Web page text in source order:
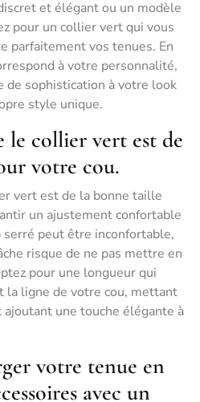
et élégant ou un modèle
pour un collier vert qui vous
parfaitement vos tenues. En
à votre personnalité,
de sophistication à votre look
style unique.
le collier vert est de
votre cou.
vert est de la bonne taille
un ajustement confortable
peut être inconfortable,
risque de ne pas mettre en
pour une longueur qui
la ligne de votre cou, mettant
une touche élégante à
votre tenue en
avec un